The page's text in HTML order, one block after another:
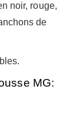
noir, rouge,
de
MG: